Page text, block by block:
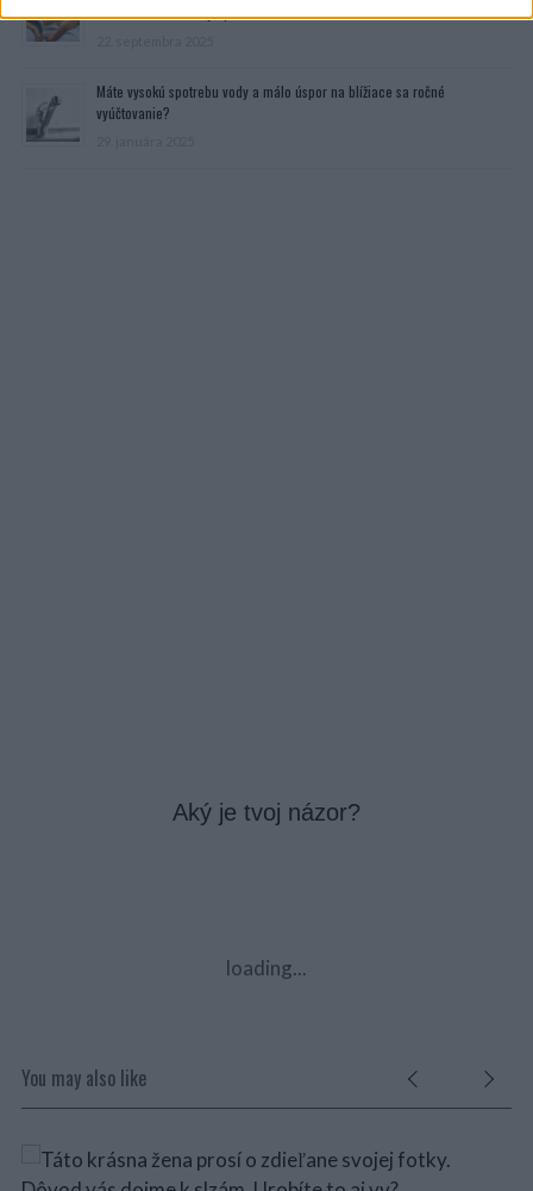
zblíženia intenzívnejší pôžitok
Máte vysokú spotrebu vody a málo úspor na blížiace sa ročné
vyúčtovanie?
Aký je tvoj názor?
loading...
You may also like